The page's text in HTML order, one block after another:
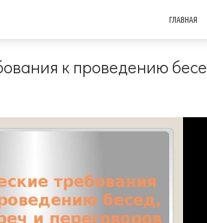
ГЛАВНАЯ
к проведению